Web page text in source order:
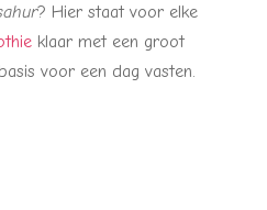
? Hier staat voor elke
klaar met een groot
voor een dag vasten.